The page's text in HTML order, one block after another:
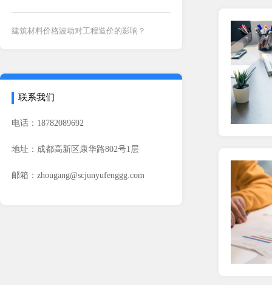
建筑材料价格波动对工程造价的影响？
联系我们
电话：18782089692
地址：成都高新区康华路802号1层
邮箱：zhougang@scjunyufenggg.com